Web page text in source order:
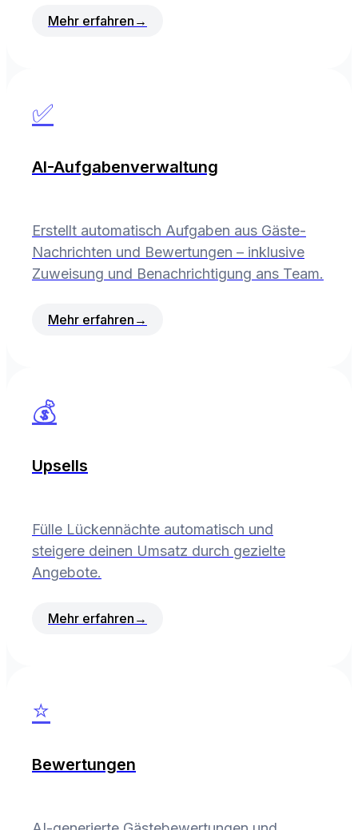
Mehr erfahren →
✅
AI-Aufgabenverwaltung
Erstellt automatisch Aufgaben aus Gäste-
Nachrichten und Bewertungen – inklusive
Zuweisung und Benachrichtigung ans Team.
Mehr erfahren →
💰
Upsells
Fülle Lückennächte automatisch und
steigere deinen Umsatz durch gezielte
Angebote.
Mehr erfahren →
⭐
Bewertungen